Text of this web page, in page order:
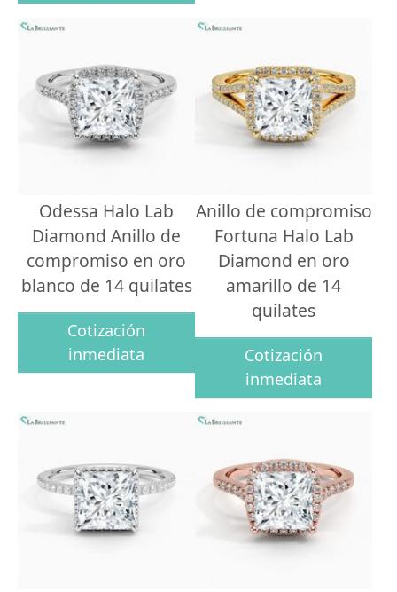
Odessa Halo Lab
Diamond Anillo de
compromiso en oro
blanco de 14 quilates
Cotización
inmediata
Anillo de compromiso
Fortuna Halo Lab
Diamond en oro
amarillo de 14
quilates
Cotización
inmediata